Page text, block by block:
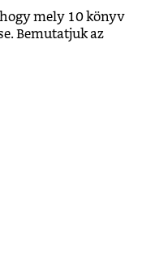
mely 10 könyv
Bemutatjuk az